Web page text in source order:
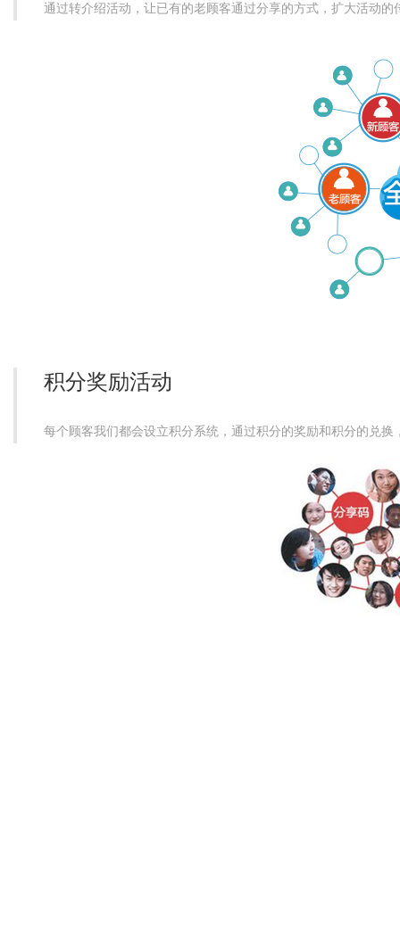
通过转介绍活动，让已有的老顾客通过分享的方式，扩大活动
积分奖励活动
每个顾客我们都会设立积分系统，通过积分的奖励和积分的兑换